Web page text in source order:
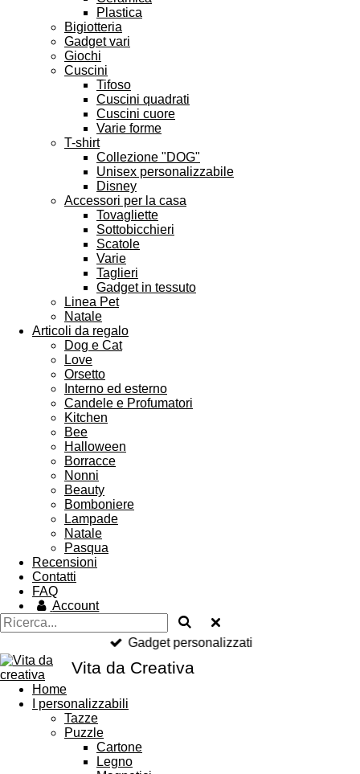
Plastica
Bigiotteria
Gadget vari
Giochi
Cuscini
Tifoso
Cuscini quadrati
Cuscini cuore
Varie forme
T-shirt
Collezione "DOG"
Unisex personalizzabile
Disney
Accessori per la casa
Tovagliette
Sottobicchieri
Scatole
Varie
Taglieri
Gadget in tessuto
Linea Pet
Natale
Articoli da regalo
Dog e Cat
Love
Orsetto
Interno ed esterno
Candele e Profumatori
Kitchen
Bee
Halloween
Borracce
Nonni
Beauty
Bomboniere
Lampade
Natale
Pasqua
Recensioni
Contatti
FAQ
Account
Gadget personalizzati
Vita da Creativa
Home
I personalizzabili
Tazze
Puzzle
Cartone
Legno